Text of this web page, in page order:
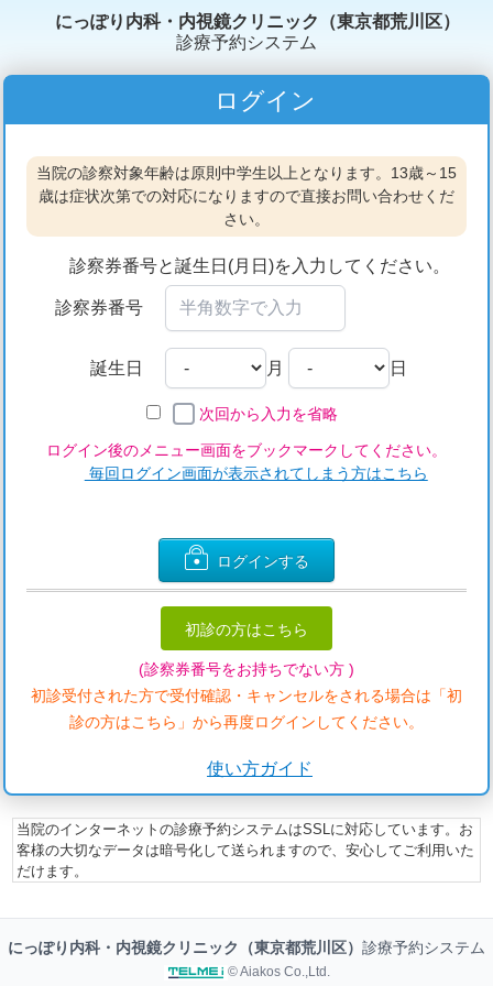
にっぽり内科・内視鏡クリニック（東京都荒川区）
診療予約システム
ログイン
当院の診察対象年齢は原則中学生以上となります。13歳～15
歳は症状次第での対応になりますので直接お問い合わせくだ
さい。
診察券番号と誕生日(月日)を入力してください。
診察券番号
誕生日 月 日
次回から入力を省略
ログイン後のメニュー画面をブックマークしてください。
毎回ログイン画面が表示されてしまう方はこちら
ログインする
初診の方はこちら
(診察券番号をお持ちでない方 )
初診受付された方で受付確認・キャンセルをされる場合は「初
診の方はこちら」から再度ログインしてください。
使い方ガイド
当院のインターネットの診療予約システムはSSLに対応しています。お
客様の大切なデータは暗号化して送られますので、安心してご利用いた
だけます。
にっぽり内科・内視鏡クリニック（東京都荒川区） 診療予約システム
© Aiakos Co.,Ltd.